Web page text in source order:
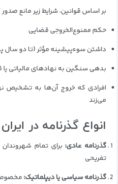
بر اساس قوانین، شرایط زیر مانع
حکم ممنوع‌الخروجی قضایی
داشتن سوء‌پیشینه مؤثر (تا دو سال
بدهی سنگین به نهادهای مالیاتی
افرادی که خروج آن‌ها به تشخیص
می‌زند
انواع گذرنامه در ایران
گذرنامه عادی:برای تمام
تفریحی
گذرنامه سیاسی یا دیپلماتیک: